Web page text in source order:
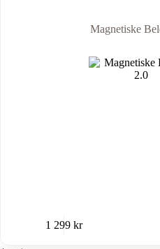
Magnetiske
1 299 kr